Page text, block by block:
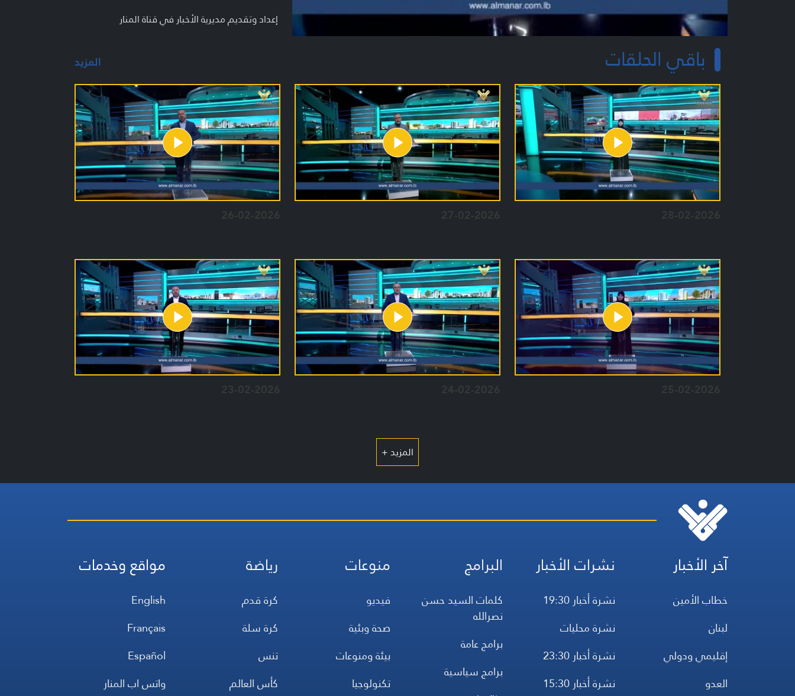
إعداد وتقديم مديرية الأخبار في قناة المنار
باقي الحلقات المزيد
28-02-2026
27-02-2026
26-02-2026
25-02-2026
24-02-2026
23-02-2026
المزيد +
آخر الأخبار
خطاب الأمين
لبنان
إقليمي ودولي
العدو
نشرات الأخبار
نشرة أخبار 19:30
نشرة محليات
نشرة أخبار 23:30
نشرة أخبار 15:30
البرامج
كلمات السيد حسن
نصرالله
برامج عامة
برامج سياسية
منوعات
فيديو
صحة وبئية
بيئة ومنوعات
تكنولوجيا
رياضة
كرة قدم
كرة سلة
تنس
كأس العالم
مواقع وخدمات
English
Français
Español
واتس اب المنار